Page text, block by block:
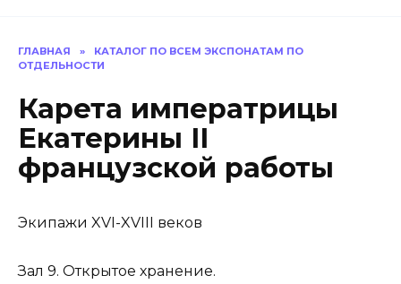
ГЛАВНАЯ »
КАТАЛОГ ПО ВСЕМ ЭКСПОНАТАМ ПО
ОТДЕЛЬНОСТИ
Карета императрицы
Екатерины II
французской работы
Экипажи XVI-XVIII веков
Зал 9. Открытое хранение.